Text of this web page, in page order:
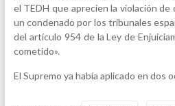
el TEDH que aprecien la violación
un condenado por los tribunales
del artículo 954 de la Ley de
cometido».
El Supremo ya había aplicado en dos